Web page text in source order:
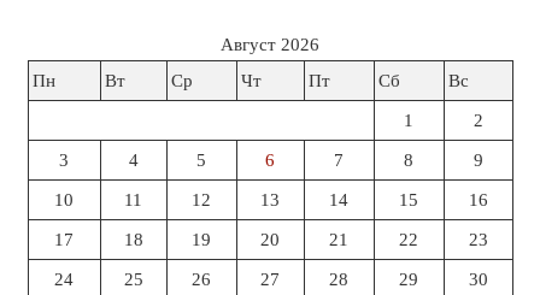
Август 2026
Пн
Вт Ср Чт Пт Сб Вс
1 2
3 4 5 6 7 8 9
10 11 12 13 14 15 16
17 18 19 20 21 22 23
24 25 26 27 28 29 30